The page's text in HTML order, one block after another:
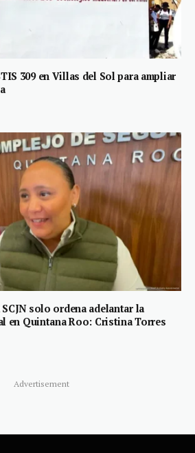
309 en Villas del Sol para ampliar
solo ordena adelantar la
en Quintana Roo: Cristina Torres
Advertisement